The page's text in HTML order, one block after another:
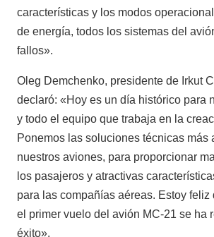
características y los modos
de energía, todos los sistemas del
fallos».
Oleg Demchenko, presidente de Irkut
declaró: «Hoy es un día histórico para
y todo el equipo que trabaja en la
Ponemos las soluciones técnicas más
nuestros aviones, para proporcionar
los pasajeros y atractivas
para las compañías aéreas. Estoy feliz
el primer vuelo del avión MC-21 se ha
éxito».